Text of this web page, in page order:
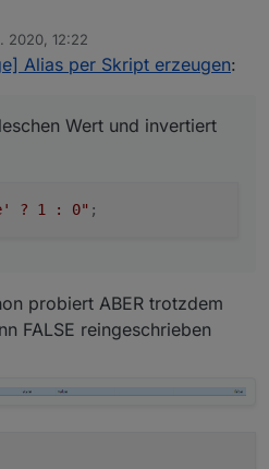
Wert und invertiert
2020, 12:22
Alias per Skript erzeugen:
Wert und invertiert
? 1 : 0" ;
probiert ABER trotzdem
FALSE reingeschrieben